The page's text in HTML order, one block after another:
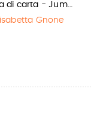
di carta - Jum…
Gnone